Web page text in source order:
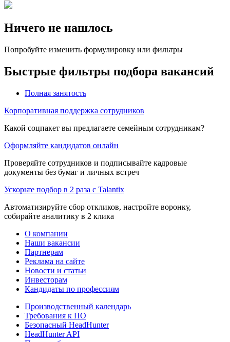
Ничего не нашлось
Попробуйте изменить формулировку или фильтры
Быстрые фильтры подбора вакансий
Полная занятость
Корпоративная поддержка сотрудников
Какой соцпакет вы предлагаете семейным сотрудникам?
Оформляйте кандидатов онлайн
Проверяйте сотрудников и подписывайте кадровые
документы без бумаг и личных встреч
Ускорьте подбор в 2 раза с Talantix
Автоматизируйте сбор откликов, настройте воронку,
собирайте аналитику в 2 клика
О компании
Наши вакансии
Партнерам
Реклама на сайте
Новости и статьи
Инвесторам
Кандидаты по профессиям
Производственный календарь
Требования к ПО
Безопасный HeadHunter
HeadHunter API